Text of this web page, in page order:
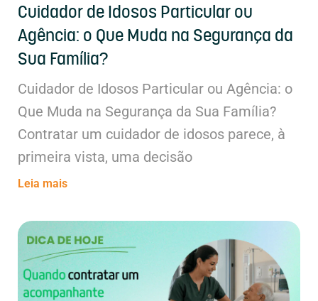
Cuidador de Idosos Particular ou
Agência: o Que Muda na Segurança da
Sua Família?
Cuidador de Idosos Particular ou Agência: o
Que Muda na Segurança da Sua Família?
Contratar um cuidador de idosos parece, à
primeira vista, uma decisão
Leia mais